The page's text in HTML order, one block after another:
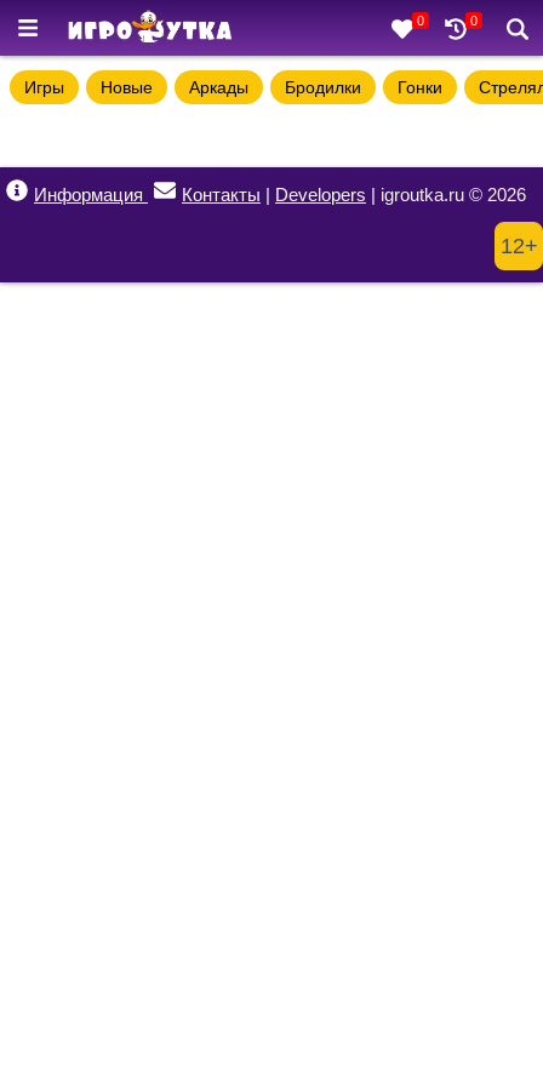
0 0
Игры Новые Аркады Бродилки Гонки
Информация Контакты | Developers | igroutka.ru © 2026
12+